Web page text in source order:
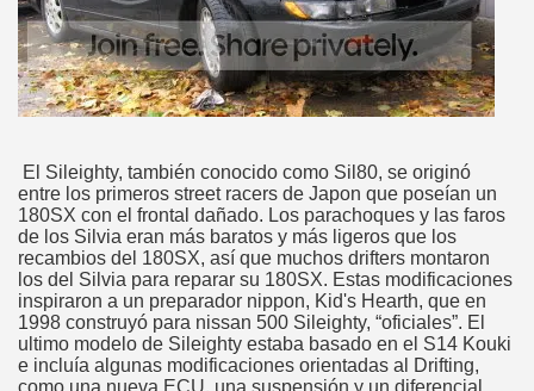
El Sileighty, también conocido como Sil80, se originó
entre los primeros street racers de Japon que poseían un
180SX con el frontal dañado. Los parachoques y las faros
de los Silvia eran más baratos y más ligeros que los
recambios del 180SX, así que muchos drifters montaron
los del Silvia para reparar su 180SX. Estas modificaciones
inspiraron a un preparador nippon, Kid's Hearth, que en
1998 construyó para nissan 500 Sileighty, “oficiales”. El
ultimo modelo de Sileighty estaba basado en el S14 Kouki
e incluía algunas modificaciones orientadas al Drifting,